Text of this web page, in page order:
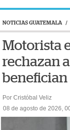
NOTICIAS GUATEMALA /
Motorista
rechazan
benefician
Por Cristóbal Veliz
08 de agosto de 2026,